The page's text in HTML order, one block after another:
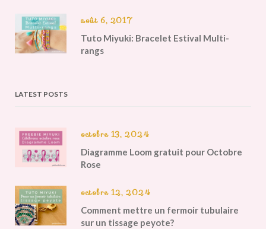
août 6, 2017
Tuto Miyuki: Bracelet Estival Multi-
rangs
LATEST POSTS
octobre 13, 2024
Diagramme Loom gratuit pour Octobre
Rose
octobre 12, 2024
Comment mettre un fermoir tubulaire
sur un tissage peyote?